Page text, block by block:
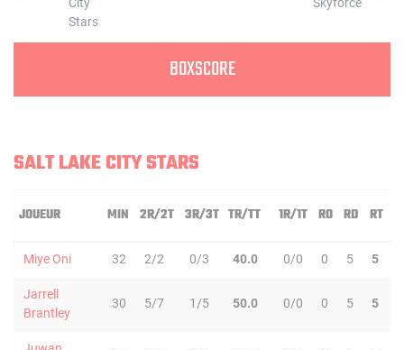
BOXSCORE
SALT LAKE CITY STARS
JOUEUR MIN 2R/2T 3R/3T TR/TT 1R/1T RO RD RT
Miye Oni 32 2/2 0/3 40.0 0/0 0 5 5
Jarrell
Brantley
30 5/7 1/5 50.0 0/0 0 5 5